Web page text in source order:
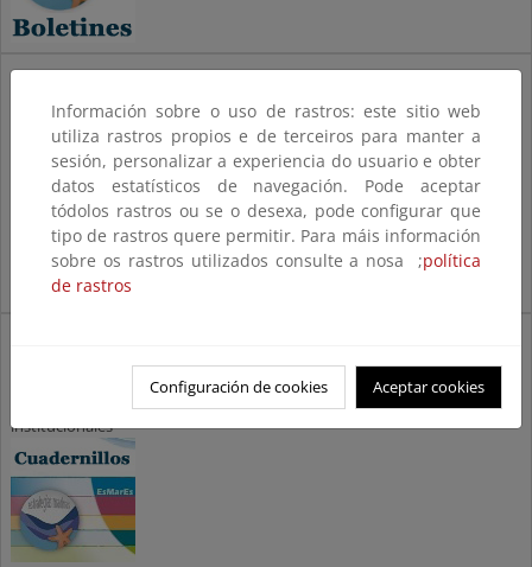
Folletos
divulgativos
Folletos
divulgativos
institucionales
institucionales
Información sobre o uso de rastros: este sitio web
utiliza rastros propios e de terceiros para manter a
sesión, personalizar a experiencia do usuario e obter
datos estatísticos de navegación. Pode aceptar
tódolos rastros ou se o desexa, pode configurar que
tipo de rastros quere permitir. Para máis información
sobre os rastros utilizados consulte a nosa ;política
de rastros
Configuración de cookies Aceptar cookies